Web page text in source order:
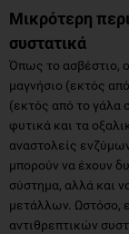
Όπως το ασβέστιο,
μαγνήσιο (εκτός
(εκτός από το γάλα
φυτικά και τα
αναστολείς
μπορούν να έχουν
σύστημα, αλλά και
μετάλλων. Ωστόσο,
αντιθρεπτικών
προϊόντος
Άλλα πρόσθετα